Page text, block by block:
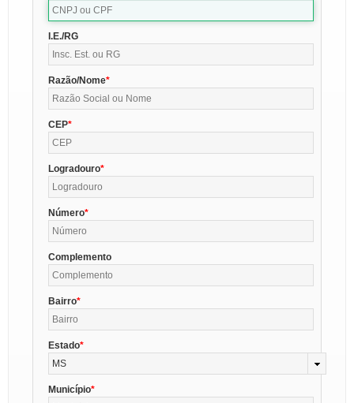
I.E./RG
Razão/Nome
CEP
Logradouro
Número
Complemento
Bairro
Estado
MS
Município